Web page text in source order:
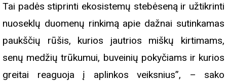
Tai padės stiprinti ekosistemų stebėseną ir užtikrinti
nuoseklų duomenų rinkimą apie dažnai sutinkamas
paukščių rūšis, kurios jautrios miškų kirtimams,
senų medžių trūkumui, buveinių pokyčiams ir kurios
greitai reaguoja į aplinkos veiksnius”, – sako